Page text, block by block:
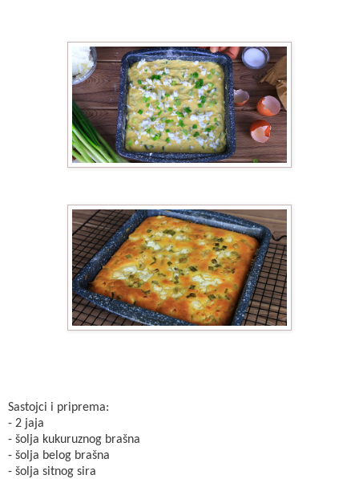
Sastojci i priprema:
- 2 jaja
- šolja kukuruznog brašna
- šolja belog brašna
- šolja sitnog sira